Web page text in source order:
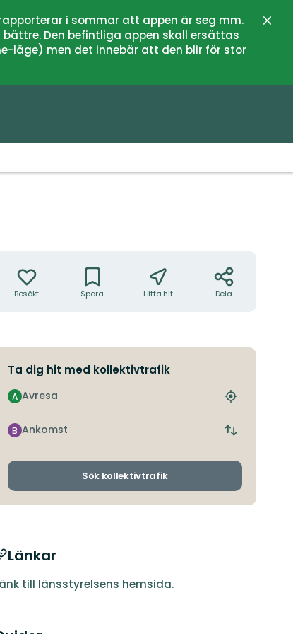
i sommar att appen är seg mm.
Den befintliga appen skall ersättas
läge) men det innebär att den blir för stor
Besökt Spara Hitta hit Dela
Ta dig hit med kollektivtrafik
Avresa
A
Hitta
hållplats
Ankomst
B
Byt
och
Sök kollektivtrafik
Länkar
till länsstyrelsens hemsida.